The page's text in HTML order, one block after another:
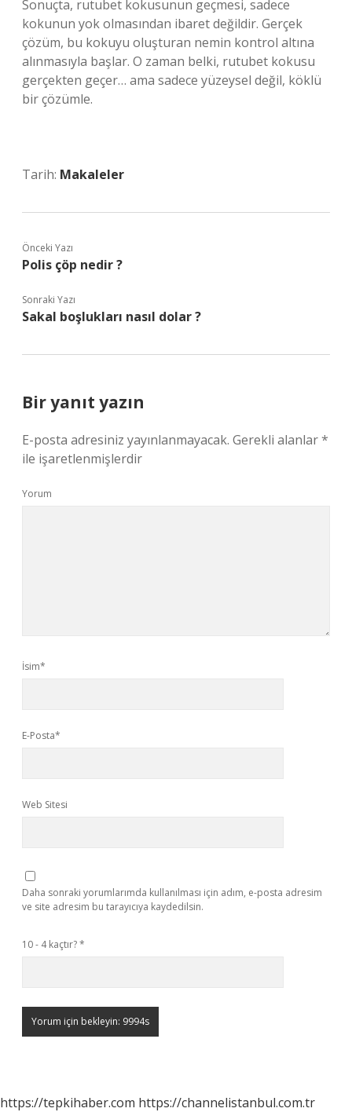
Sonuçta, rutubet kokusunun geçmesi, sadece
kokunun yok olmasından ibaret değildir. Gerçek
çözüm, bu kokuyu oluşturan nemin kontrol altına
alınmasıyla başlar. O zaman belki, rutubet kokusu
gerçekten geçer… ama sadece yüzeysel değil, köklü
bir çözümle.
Tarih: Makaleler
Önceki Yazı
Polis çöp nedir ?
Sonraki Yazı
Sakal boşlukları nasıl dolar ?
Bir yanıt yazın
E-posta adresiniz yayınlanmayacak. Gerekli alanlar*
ile işaretlenmişlerdir
Yorum
İsim*
E-Posta*
Web Sitesi
Daha sonraki yorumlarımda kullanılması için adım, e-posta adresim
ve site adresim bu tarayıcıya kaydedilsin.
10 - 4 kaçtır?*
https://tepkihaber.com https://channelistanbul.com.tr